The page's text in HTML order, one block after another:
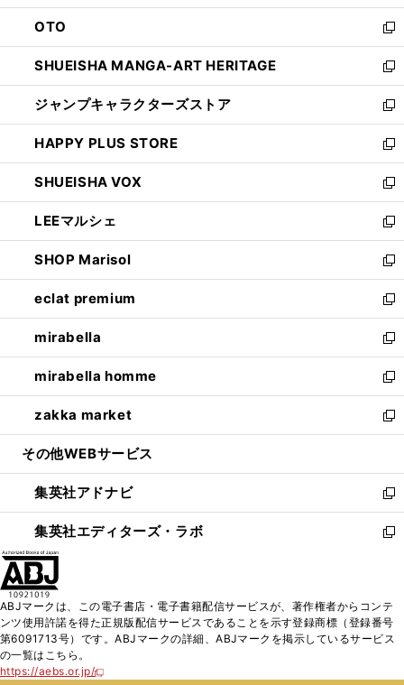
ウ
で
開
く
ン
ド
ウ
で
開
く
OTO
新
し
い
ウ
ィ
ン
ド
ウ
で
開
く
SHUEISHA MANGA-ART HERITAGE
新
し
い
ウ
ィ
ン
ド
ウ
で
開
く
ジャンプキャラクターズストア
新
し
い
ウ
ィ
ン
ド
ウ
で
開
く
HAPPY PLUS STORE
新
し
い
ウ
ィ
ン
ド
ウ
で
開
く
SHUEISHA VOX
新
し
い
ウ
ィ
ン
ド
ウ
で
開
く
LEEマルシェ
新
し
い
ウ
ィ
ン
ド
ウ
で
開
く
SHOP Marisol
新
し
い
ウ
ィ
ン
ド
ウ
で
開
eclat premium
新
し
い
ウ
ィ
ン
ド
ウ
開
く
mirabella
新
し
い
ウ
ィ
ン
ウ
で
開
く
mirabella homme
新
し
い
ウ
ン
ド
ウ
で
zakka market
新
し
ウ
ィ
ン
ド
く
その他WEBサービス
集英社アドナビ
新
し
い
ド
ウ
で
集英社エディターズ・ラボ
新
ィ
ン
ABJマークは、この電子書店・電子書籍配信サービスが、著作権者からコンテ
ンツ使用許諾を得た正規版配信サービスであることを示す登録商標（登録番号
第6091713号）です。ABJマークの詳細、ABJマークを掲示しているサービス
の一覧はこちら。
https://aebs.or.jp/
新